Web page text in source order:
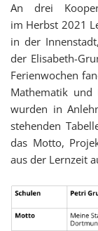
An drei
im Herbst 2021
in der
der Elisabeth-
Ferienwochen
Mathematik und
wurden in
stehenden
das Motto,
aus der Lernzeit